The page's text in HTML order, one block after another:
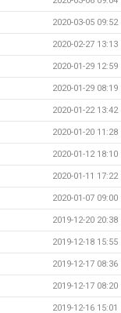
2020-03-05 09:52
2020-02-27 13:13
2020-01-29 12:59
2020-01-29 08:19
2020-01-22 13:42
2020-01-20 11:28
2020-01-12 18:10
2020-01-11 17:22
2020-01-07 09:00
2019-12-20 20:38
2019-12-18 15:55
2019-12-17 08:36
2019-12-17 08:20
2019-12-16 15:01